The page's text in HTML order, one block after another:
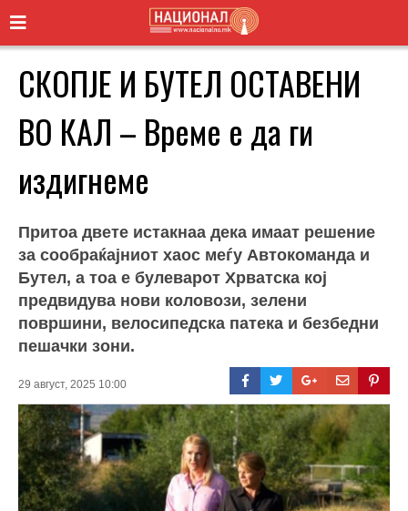
СКОПЈЕ И БУТЕЛ ОСТАВЕНИ
ВО КАЛ – Време е да ги
издигнеме
Притоа двете истакнаа дека имаат решение
за сообраќајниот хаос меѓу Автокоманда и
Бутел, а тоа е булеварот Хрватска кој
предвидува нови коловози, зелени
површини, велосипедска патека и безбедни
пешачки зони.
29 август, 2025 10:00